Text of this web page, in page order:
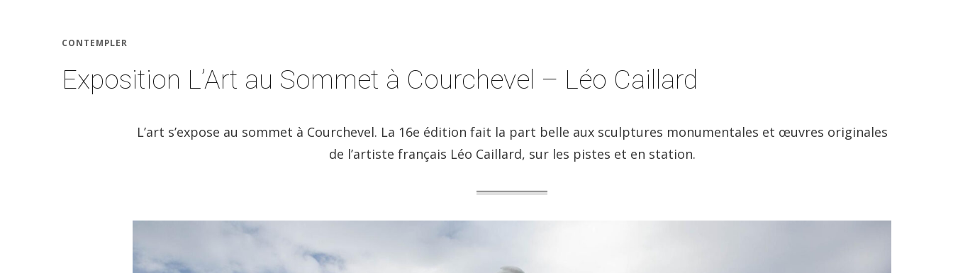
CONTEMPLER
Exposition L’Art au Sommet à Courchevel – Léo Caillard
L’art s’expose au sommet à Courchevel. La 16e édition fait la part belle aux sculptures monumentales et œuvres originales
de l’artiste français Léo Caillard, sur les pistes et en station.